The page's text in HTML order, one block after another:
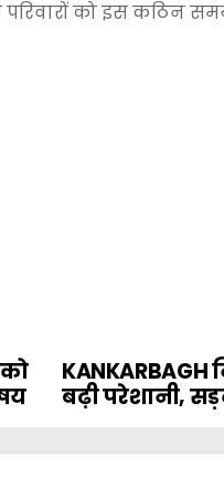
परिवारों को इस कठिन
KANKARBAGH
बढ़ी परेशानी,